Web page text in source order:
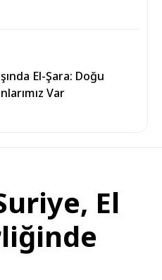
El-Şara: Doğu
Var
El